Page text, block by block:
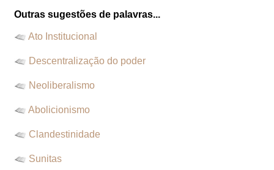
Outras sugestões de palavras...
Ato Institucional
Descentralização do poder
Neoliberalismo
Abolicionismo
Clandestinidade
Sunitas